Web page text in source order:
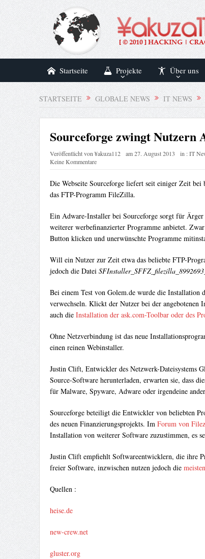
Startseite Projekte Über uns
STARTSEITE GLOBALE NEWS IT NEWS
Sourceforge zwingt Nutzern
Veröffentlicht von¥akuza112 am27. August 2013 in :IT
Keine Kommentare
Die Webseite Sourceforge liefert seit einiger Zeit
das FTP-Programm FileZilla.
Ein Adware-Installer bei Sourceforge sorgt für Ärger
weiterer werbefinanzierter Programme anbietet.
Button klicken und unerwünschte Programme
Will ein Nutzer zur Zeit etwa das beliebte FTP-
jedoch die Datei
Bei einem Test von Golem.de wurde die
verwechseln. Klickt der Nutzer bei der angebotenen
auch die Installation der ask.com-Toolbar oder des
Ohne Netzverbindung ist das neue
einen reinen Webinstaller.
Justin Clift, Entwickler des Netzwerk-Dateisystems
Source-Software herunterladen, erwarten sie, dass
für Malware, Spyware, Adware oder irgendeine
Sourceforge beteiligt die Entwickler von beliebten
des neuen Finanzierungsprojekts. Im Forum von
Installation von weiterer Software zuzustimmen, es
Justin Clift empfiehlt Softwareentwicklern, die ihre
freier Software, inzwischen nutzen jedoch die
Quellen :
heise.de
new-crew.net
gluster.org